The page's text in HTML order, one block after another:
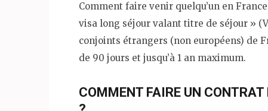
Comment faire venir quelqu’un en
visa long séjour valant titre de séjour »
conjoints étrangers (non européens) de
de 90 jours et jusqu’à 1 an maximum.
COMMENT FAIRE UN